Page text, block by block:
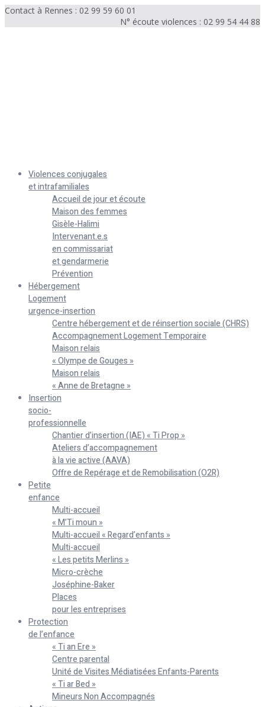
Contact à Rennes : 02 99 59 60 01
N° écoute violences : 02 99 54 44 88
Violences conjugales
et intrafamiliales
Accueil de jour et écoute
Maison des femmes
Gisèle-Halimi
Intervenant.e.s
en commissariat
et gendarmerie
Prévention
Hébergement
Logement
urgence-insertion
Centre hébergement et de réinsertion sociale (CHRS)
Accompagnement Logement Temporaire
Maison relais
« Olympe de Gouges »
Maison relais
« Anne de Bretagne »
Insertion
socio-
professionnelle
Chantier d’insertion (IAE) « Ti Prop »
Ateliers d’accompagnement
à la vie active (AAVA)
Offre de Repérage et de Remobilisation (O2R)
Petite
enfance
Multi-accueil
« M’Ti moun »
Multi-accueil « Regard’enfants »
Multi-accueil
« Les petits Merlins »
Micro-crèche
Joséphine-Baker
Places
pour les entreprises
Protection
de l’enfance
« Ti an Ere »
Centre parental
Unité de Visites Médiatisées Enfants-Parents
« Ti ar Bed »
Mineurs Non Accompagnés